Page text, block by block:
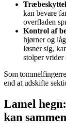
kan bevare
overfladen
Kontrol af
hjørner og
løsner sig,
stolper vrider
Som
end at udskifte
Lamel
kan